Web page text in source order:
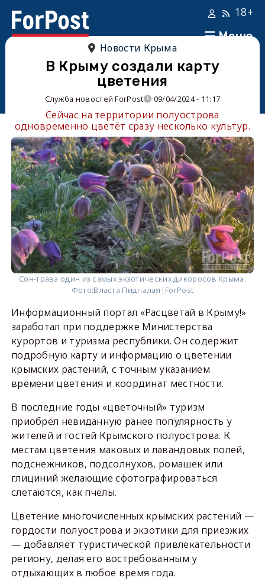
Меню
18+
Новости Крыма
В Крыму создали карту
цветения
Служба новостей ForPost 09/04/2024 - 11:17
Сейчас на территории полуострова
одновременно цветёт сразу несколько культур.
Сон-трава один из самых экзотических дикоросов Крыма.
Фото:Власта Пидпалая|ForPost
Информационный портал «Расцветай в Крыму!»
заработал при поддержке Министерства
курортов и туризма республики. Он содержит
подробную карту и информацию о цветении
крымских растений, с точным указанием
времени цветения и координат местности.
В последние годы «цветочный» туризм
приобрёл невиданную ранее популярность у
жителей и гостей Крымского полуострова. К
местам цветения маковых и лавандовых полей,
подснежников, подсолнухов, ромашек или
глициний желающие сфотографироваться
слетаются, как пчёлы.
Цветение многочисленных крымских растений —
гордости полуострова и экзотики для приезжих
— добавляет туристической привлекательности
региону, делая его востребованным у
отдыхающих в любое время года.